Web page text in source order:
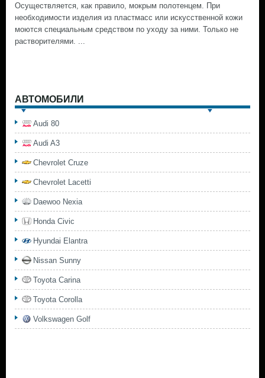
Осуществляется, как правило, мокрым полотенцем. При
необходимости изделия из пластмасс или искусственной кожи
моются специальным средством по уходу за ними. Только не
растворителями. ...
АВТОМОБИЛИ
Audi 80
Audi A3
Chevrolet Cruze
Chevrolet Lacetti
Daewoo Nexia
Honda Civic
Hyundai Elantra
Nissan Sunny
Toyota Carina
Toyota Corolla
Volkswagen Golf